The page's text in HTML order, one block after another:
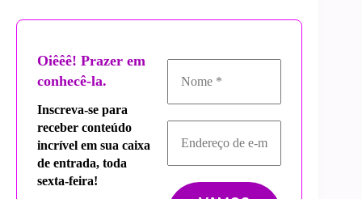
Oiêêê! Prazer em
conhecê-la.
Inscreva-se para
receber conteúdo
incrível em sua caixa
de entrada, toda
sexta-feira!